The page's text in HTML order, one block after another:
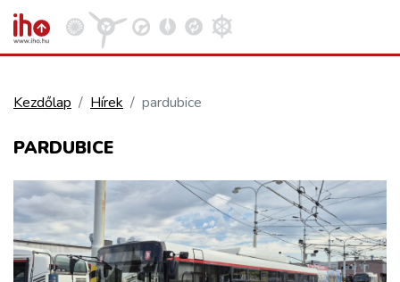
KÖZÚT
REPÜLÉS
Kezdőlap Hírek pardubice
PARDUBICE